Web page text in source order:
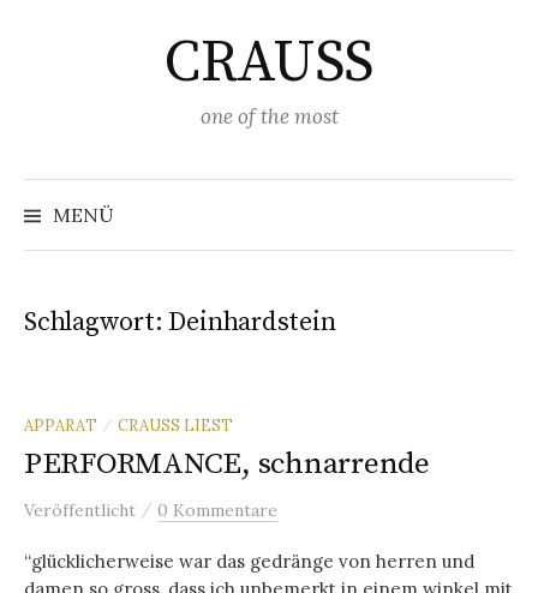
CRAUSS
one of the most
MENÜ
Suchen
Schlagwort: Deinhardstein
APPARAT / CRAUSS LIEST
PERFORMANCE, schnarrende
Veröffentlicht / 0 Kommentare
“glücklicherweise war das gedränge von herren und